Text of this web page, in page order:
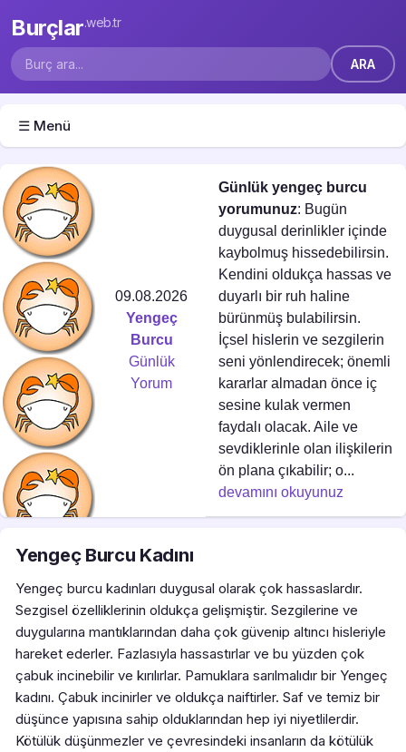
Burçlar.web.tr
☰ Menü
09.08.2026
Yengeç
Burcu
Günlük
Yorum
Günlük yengeç burcu
yorumunuz: Bugün
duygusal derinlikler içinde
kaybolmuş hissedebilirsin.
Kendini oldukça hassas ve
duyarlı bir ruh haline
bürünmüş bulabilirsin.
İçsel hislerin ve sezgilerin
seni yönlendirecek; önemli
kararlar almadan önce iç
sesine kulak vermen
faydalı olacak. Aile ve
sevdiklerinle olan ilişkilerin
ön plana çıkabilir; o...
devamını okuyunuz
Yengeç Burcu Kadını
Yengeç burcu kadınları duygusal olarak çok hassaslardır.
Sezgisel özelliklerinin oldukça gelişmiştir. Sezgilerine ve
duygularına mantıklarından daha çok güvenip altıncı hisleriyle
hareket ederler. Fazlasıyla hassastırlar ve bu yüzden çok
çabuk incinebilir ve kırılırlar. Pamuklara sarılmalıdır bir Yengeç
kadını. Çabuk incinirler ve oldukça naiftirler. Saf ve temiz bir
düşünce yapısına sahip olduklarından hep iyi niyetlilerdir.
Kötülük düşünmezler ve çevresindeki insanların da kötülük